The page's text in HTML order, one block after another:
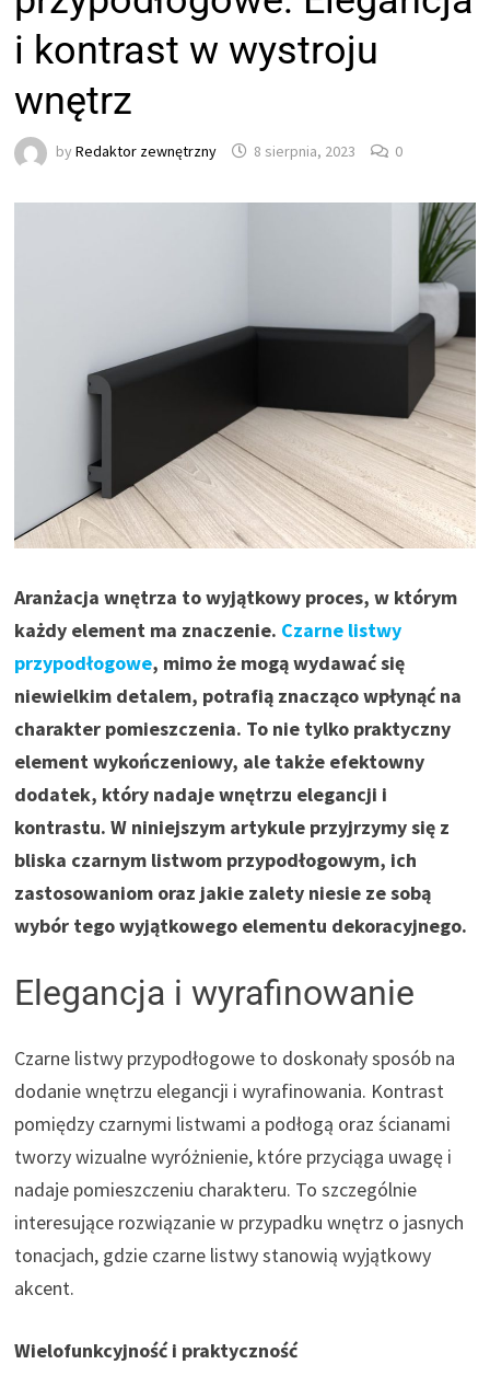
i kontrast w wystroju
wnętrz
byRedaktor zewnętrzny 8 sierpnia, 2023 0
Aranżacja wnętrza to wyjątkowy proces, w którym
każdy element ma znaczenie. Czarne listwy
przypodłogowe, mimo że mogą wydawać się
niewielkim detalem, potrafią znacząco wpłynąć na
charakter pomieszczenia. To nie tylko praktyczny
element wykończeniowy, ale także efektowny
dodatek, który nadaje wnętrzu elegancji i
kontrastu. W niniejszym artykule przyjrzymy się z
bliska czarnym listwom przypodłogowym, ich
zastosowaniom oraz jakie zalety niesie ze sobą
wybór tego wyjątkowego elementu dekoracyjnego.
Elegancja i wyrafinowanie
Czarne listwy przypodłogowe to doskonały sposób na
dodanie wnętrzu elegancji i wyrafinowania. Kontrast
pomiędzy czarnymi listwami a podłogą oraz ścianami
tworzy wizualne wyróżnienie, które przyciąga uwagę i
nadaje pomieszczeniu charakteru. To szczególnie
interesujące rozwiązanie w przypadku wnętrz o jasnych
tonacjach, gdzie czarne listwy stanowią wyjątkowy
akcent.
Wielofunkcyjność i praktyczność